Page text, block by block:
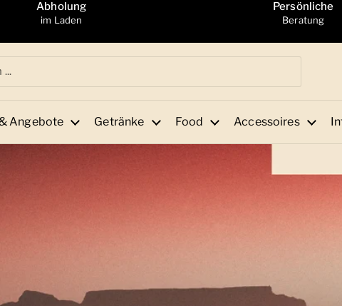
Abholung
im Laden
Persönliche
Beratung
Angebote Getränke Food Accessoires